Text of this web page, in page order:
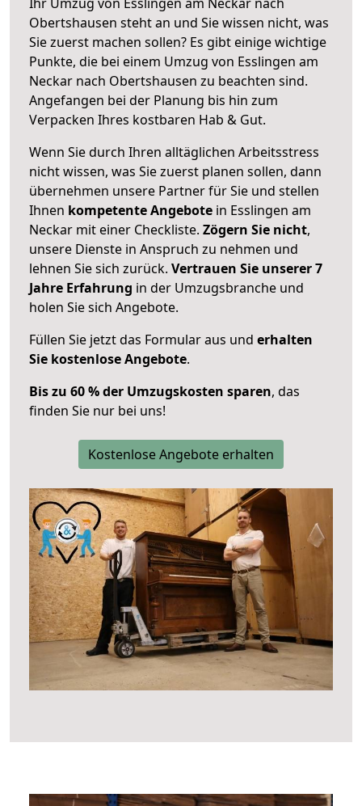
Obertshausen steht an und Sie wissen nicht, was
Sie zuerst machen sollen? Es gibt einige wichtige
Punkte, die bei einem Umzug von Esslingen am
Neckar nach Obertshausen zu beachten sind.
Angefangen bei der Planung bis hin zum
Verpacken Ihres kostbaren Hab & Gut.
Wenn Sie durch Ihren alltäglichen Arbeitsstress
nicht wissen, was Sie zuerst planen sollen, dann
übernehmen unsere Partner für Sie und stellen
Ihnen kompetente Angebote in Esslingen am
Neckar mit einer Checkliste. Zögern Sie nicht,
unsere Dienste in Anspruch zu nehmen und
lehnen Sie sich zurück. Vertrauen Sie unserer 7
Jahre Erfahrung in der Umzugsbranche und
holen Sie sich Angebote.
Füllen Sie jetzt das Formular aus und erhalten
Sie kostenlose Angebote.
Bis zu 60 % der Umzugskosten sparen, das
finden Sie nur bei uns!
Kostenlose Angebote erhalten